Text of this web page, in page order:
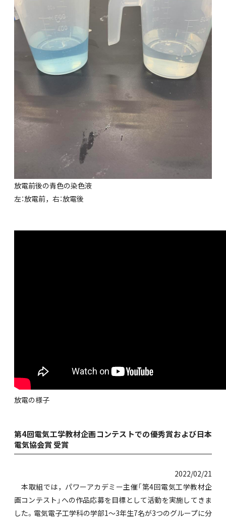
放電前後の青色の染色液
左：放電前，右：放電後
放電の様子
第4回電気工学教材企画コンテストでの優秀賞および日本
電気協会賞 受賞
2022/02/21
本取組では，パワーアカデミー主催「第4回電気工学教材企
画コンテスト」への作品応募を目標として活動を実施してきま
した。電気電子工学科の学部1～3年生7名が3つのグループに分